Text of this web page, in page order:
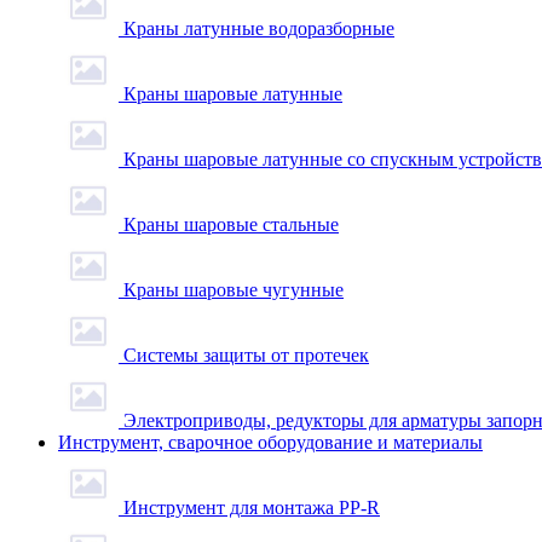
Краны латунные водоразборные
Краны шаровые латунные
Краны шаровые латунные со спускным
Краны шаровые стальные
Краны шаровые чугунные
Системы защиты от протечек
Электроприводы, редукторы для арматуры
Инструмент, сварочное оборудование и материалы
Инструмент для монтажа PP-R